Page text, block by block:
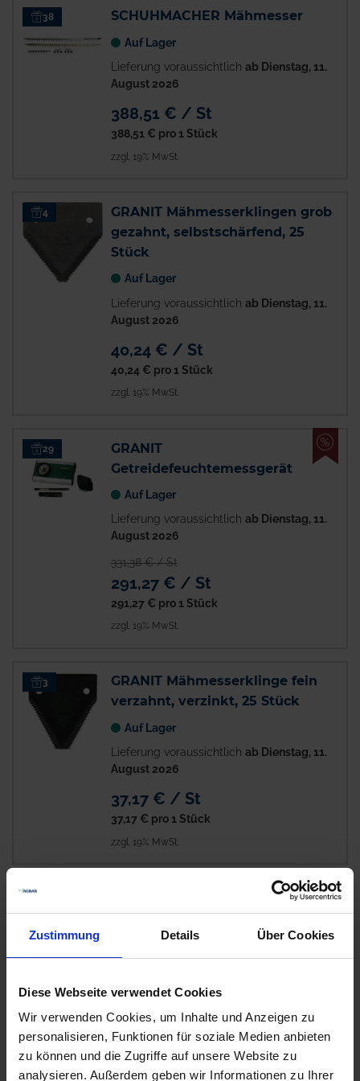
Zustimmung Details Über Cookies
Diese Webseite verwendet Cookies
Wir verwenden Cookies, um Inhalte und Anzeigen zu
personalisieren, Funktionen für soziale Medien anbieten
zu können und die Zugriffe auf unsere Website zu
analysieren. Außerdem geben wir Informationen zu Ihrer
38 SCHUHMACHER Mähmesser
Auf Lager
Lieferung voraussichtlich ab Dienstag, 11.
August 2026
388,51 € / St
388,51 € pro 1 Stück
zzgl. 19% MwSt.
4
GRANIT Mähmesserklingen grob
gezahnt, selbstschärfend, 25
Stück
Auf Lager
Lieferung voraussichtlich ab Dienstag, 11.
August 2026
40,24 € / St
40,24 € pro 1 Stück
zzgl. 19% MwSt.
29
GRANIT
Getreidefeuchtemessgerät
Auf Lager
Lieferung voraussichtlich ab Dienstag, 11.
August 2026
331,38 € / St
291,27 € / St
291,27 € pro 1 Stück
zzgl. 19% MwSt.
%
3
GRANIT Mähmesserklinge fein
verzahnt, verzinkt, 25 Stück
Auf Lager
Lieferung voraussichtlich ab Dienstag, 11.
August 2026
37,17 € / St
37,17 € pro 1 Stück
zzgl. 19% MwSt.
278,10 €pro 1 Stück
zzgl. 19% MwSt.
29 Rasspe Mähmesser